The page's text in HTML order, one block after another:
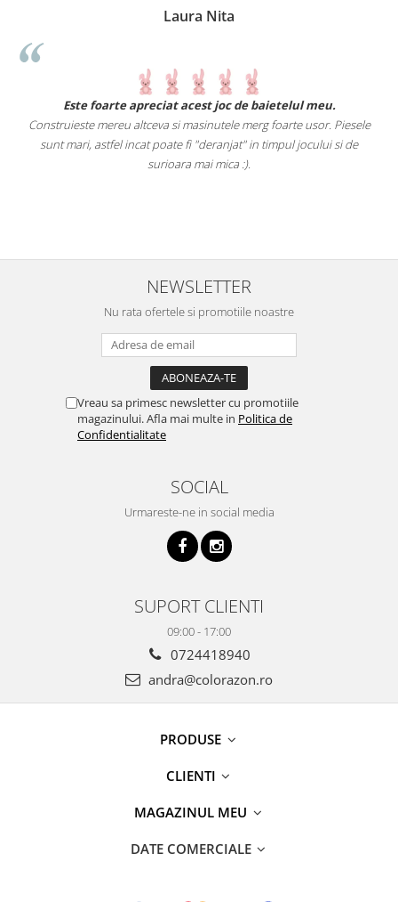
Laura Nita
Este foarte apreciat acest joc de baietelul meu.
Construieste mereu altceva si masinutele merg foarte usor. Piesele
sunt mari, astfel incat poate fi "deranjat" in timpul jocului si de
surioara mai mica :).
NEWSLETTER
Nu rata ofertele si promotiile noastre
Vreau sa primesc newsletter cu promotiile
magazinului. Afla mai multe in Politica de
Confidentialitate
SOCIAL
Urmareste-ne in social media
SUPORT CLIENTI
09:00 - 17:00
0724418940
andra@colorazon.ro
PRODUSE
CLIENTI
MAGAZINUL MEU
DATE COMERCIALE